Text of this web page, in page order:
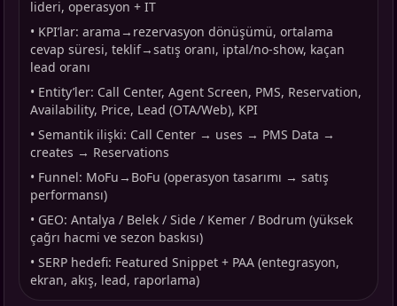
lideri, operasyon + IT
• KPI’lar: arama→rezervasyon dönüşümü, ortalama
cevap süresi, teklif→satış oranı, iptal/no-show, kaçan
lead oranı
• Entity’ler: Call Center, Agent Screen, PMS, Reservation,
Availability, Price, Lead (OTA/Web), KPI
• Semantik ilişki: Call Center → uses → PMS Data →
creates → Reservations
• Funnel: MoFu→BoFu (operasyon tasarımı → satış
performansı)
• GEO: Antalya / Belek / Side / Kemer / Bodrum (yüksek
çağrı hacmi ve sezon baskısı)
• SERP hedefi: Featured Snippet + PAA (entegrasyon,
ekran, akış, lead, raporlama)